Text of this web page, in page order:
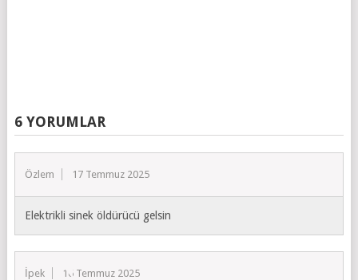
6 YORUMLAR
Özlem 17 Temmuz 2025
Elektrikli sinek öldürücü gelsin
İpek 16 Temmuz 2025